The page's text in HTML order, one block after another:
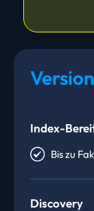
Index-
Bis zu
Discovery